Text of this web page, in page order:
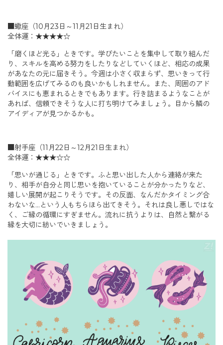
■蠍座（10月23日～11月21日生まれ）
全体運：★★★★☆
「磨くほど光る」ときです。学びたいことを集中して取り組んだ
り、スキルを高める努力をしたりなどしていくほど、相応の成果
があなたの元に届きそう。今週は小さく収まらず、思いきって行
動範囲を広げてみるのも良いかもしれません。また、周囲のアド
バイスにも恵まれるときでもあります。行き詰まるようなことが
あれば、信頼できそうな人に打ち明けてみましょう。目から鱗の
アイディアが見つかるかも。
■射手座（11月22日～12月21日生まれ）
全体運：★★★☆☆
「思いが通じる」ときです。ふと思い出した人から連絡が来た
り、相手が自分と同じ思いを抱いていることが分かったりなど、
嬉しい展開が起こりそうです。その反面、なんだかタイミング合
わないな…という人もちらほら出てきそう。それは良し悪しではな
く、ご縁の循環にすぎません。流れに抗うよりは、自然と繋がる
縁を大切に紡いでいきましょう。